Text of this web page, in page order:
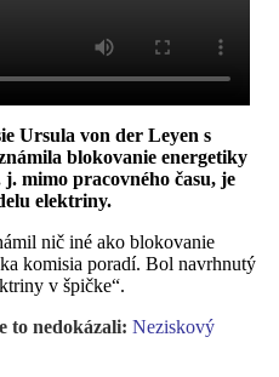
Ursula von der Leyen s
blokovanie energetiky
mimo pracovného času, je
elektriny.
nič iné ako blokovanie
komisia poradí. Bol navrhnutý
v špičke“.
to nedokázali: Neziskový